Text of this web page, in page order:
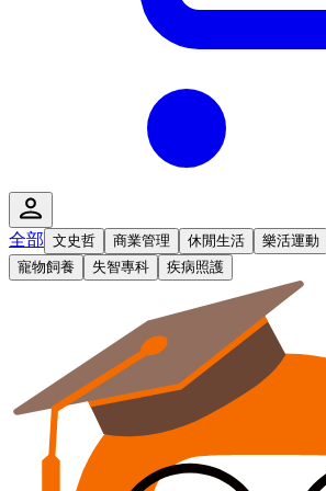
全部 文史哲 商業管理 休閒生活 樂活運動
寵物飼養
失智專科 疾病照護